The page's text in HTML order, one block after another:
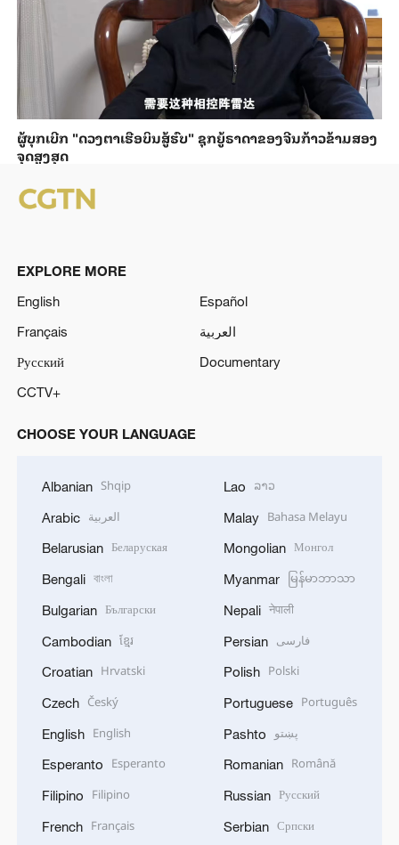
ຜູ້ບຸກເບີກ "ດວງຕາເຮືອບິນສູ້ຮົບ" ຊຸກຍູ້ຣາດາຂອງຈີນກ້າວຂ້າມສອງ
ຈຸດສູງສຸດ
EXPLORE MORE
English
Español
Français
العربية
Русский
Documentary
CCTV+
CHOOSE YOUR LANGUAGE
Albanian Shqip
Arabic العربية
Belarusian Беларуская
Bengali বাংলা
Bulgarian Български
Cambodian ខ្មែរ
Croatian Hrvatski
Czech Český
English English
Esperanto Esperanto
Filipino Filipino
French Français
Lao ລາວ
Malay Bahasa Melayu
Mongolian Монгол
Myanmar မြန်မာဘာသာ
Nepali नेपाली
Persian فارسی
Polish Polski
Portuguese Português
Pashto پښتو
Romanian Română
Russian Русский
Serbian Српски